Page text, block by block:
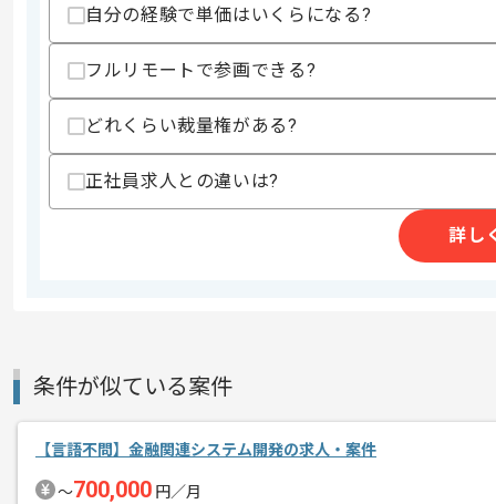
スキル
・Goを用いた開発経験(3年以上)
・DBと接続するサーバーアプリケーシ
・Git、GitHubをつかった複数人での開
歓迎スキル
・Docker、ECSなどコンテナ技術の知識
・git-flow、GitHubFlowなどの各種ワー
・プログラミングアーキテクチャへの
・JMeterなどによる負荷テストとパフ
精算・お支払い
自分の経験で単価はいくらになる?
フルリモートで参画できる?
どれくらい裁量権がある?
正社員求人との違いは?
詳し
条件が似ている案件
【言語不問】金融関連システム開発の求人・案件
〜700,000 円／月